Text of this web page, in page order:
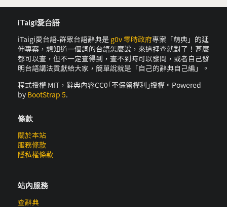
iTaigi愛台語
iTaigi愛台語-群眾台語辭典是 g0v 零時政府專案「萌典」的延
伸專案，想知道一個詞的台語怎麼說，來這裡查就對了！甚麼
都可以查，但不一定查得到，查不到時可以發問，或者自己發
明台語講法貢獻給大家，簡單說就是「自己的辭典自己編」。
程式授權 MIT，辭典內容CC0｢不保留權利｣授權。Powered
by BootStrap 5.
條款
關於本站
服務條款
隱私權條款
站內服務
查辭典